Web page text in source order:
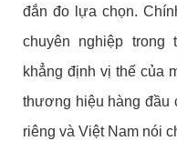
đắn đo lựa chọn.
chuyên nghiệp trong
khẳng định vị thế của
thương hiệu hàng đầu
riêng và Việt Nam nói